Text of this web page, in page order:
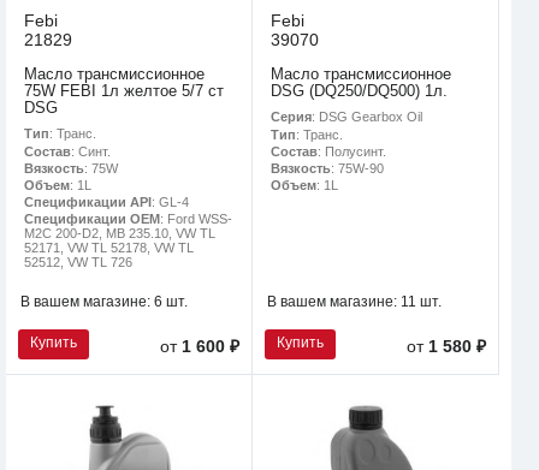
Febi
21829
Масло трансмиссионное
75W FEBI 1л желтое 5/7 ст
DSG
Тип: Транс.
Состав: Синт.
Вязкость: 75W
Объем: 1L
Спецификации API: GL-4
Спецификации OEM : Ford WSS-
M2C 200-D2, MB 235.10, VW TL
52171, VW TL 52178, VW TL
52512, VW TL 726
В вашем магазине: 6 шт.
Купить от 1 600 ₽
Febi
39070
Масло трансмиссионное
DSG (DQ250/DQ500) 1л.
Серия: DSG Gearbox Oil
Тип: Транс.
Состав: Полусинт.
Вязкость: 75W-90
Объем: 1L
В вашем магазине: 11 шт.
Купить от 1 580 ₽